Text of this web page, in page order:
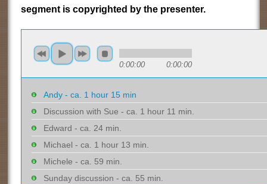
segment is copyrighted by the presenter.
0:00:00 0:00:00
Andy - ca. 1 hour 15 min
Discussion with Sue - ca. 1 hour 11 min.
Edward - ca. 24 min.
Michael - ca. 1 hour 13 min.
Michele - ca. 59 min.
Sunday discussion - ca. 55 min.